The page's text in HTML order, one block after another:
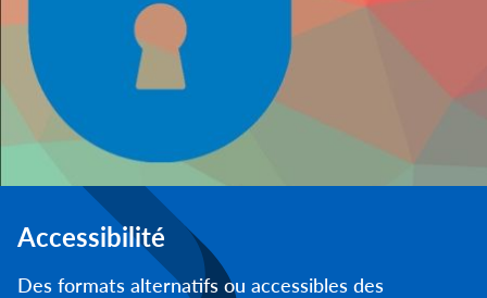
Accessibilité
Des formats alternatifs ou accessibles des